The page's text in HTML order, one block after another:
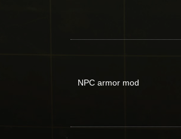
NPC armor mod